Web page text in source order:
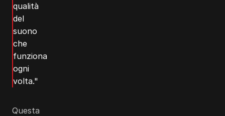
qualità
del
suono
che
funziona
ogni
volta."
Questa